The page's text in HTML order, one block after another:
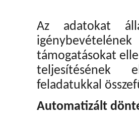
Az adatokat
támogatásokat
teljesítésének
feladatukkal
Automatizált